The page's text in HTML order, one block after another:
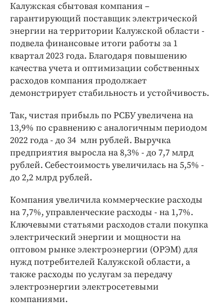
Экономика и бизнес
ПРОЕКТЫ
Блоги
Издания
Медиаперсона
Интересное чтиво
Клиника года
Бренд года
Работодатель года
Калужская сбытовая компания –
гарантирующий поставщик электрической
энергии на территории Калужской области -
подвела финансовые итоги работы за 1
квартал 2023 года. Благодаря повышению
качества учета и оптимизации собственных
расходов компания продолжает
демонстрирует стабильность и устойчивость.
Так, чистая прибыль по РСБУ увеличена на
13,9% по сравнению с аналогичным периодом
2022 года - до 34 млн рублей. Выручка
предприятия выросла на 8,3% - до 7,7 млрд
рублей. Себестоимость увеличилась на 5,5% -
до 2,2 млрд рублей.
Компания увеличила коммерческие расходы
на 7,7%, управленческие расходы - на 1,7%.
Ключевыми статьями расходов стали покупка
электрический энергии и мощности на
оптовом рынке электроэнергии (ОРЭМ) для
нужд потребителей Калужской области, а
также расходы по услугам за передачу
электроэнергии электросетевыми
компаниями.